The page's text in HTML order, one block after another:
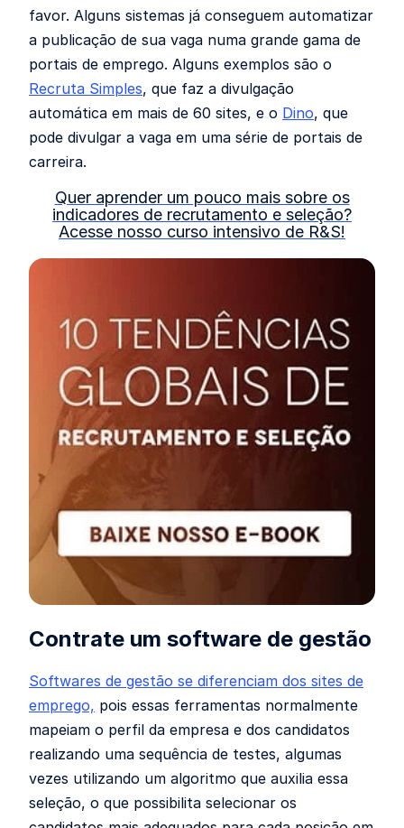
favor. Alguns sistemas já conseguem automatizar
a publicação de sua vaga numa grande gama de
portais de emprego. Alguns exemplos são o
Recruta Simples, que faz a divulgação
automática em mais de 60 sites, e o Dino, que
pode divulgar a vaga em uma série de portais de
carreira.
Quer aprender um pouco mais sobre os
indicadores de recrutamento e seleção?
Acesse nosso curso intensivo de R&S!
Contrate um software de gestão
Softwares de gestão se diferenciam dos sites de
emprego, pois essas ferramentas normalmente
mapeiam o perfil da empresa e dos candidatos
realizando uma sequência de testes, algumas
vezes utilizando um algoritmo que auxilia essa
seleção, o que possibilita selecionar os